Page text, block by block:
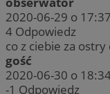
2020-06-29 o 17:37
4 Odpowiedz
co z ciebie za ostry
gość
2020-06-30 o
-1 Odpowiedz